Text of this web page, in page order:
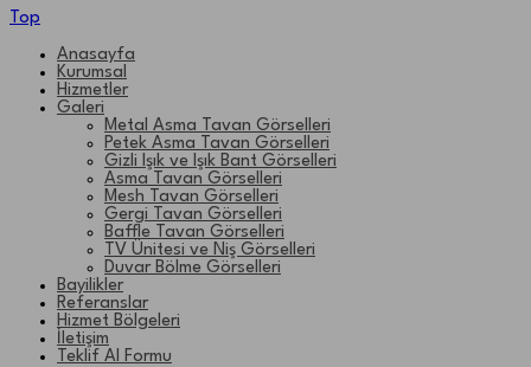
Top
Anasayfa
Kurumsal
Hizmetler
Galeri
Metal Asma Tavan Görselleri
Petek Asma Tavan Görselleri
Gizli Işık ve Işık Bant Görselleri
Asma Tavan Görselleri
Mesh Tavan Görselleri
Gergi Tavan Görselleri
Baffle Tavan Görselleri
TV Ünitesi ve Niş Görselleri
Duvar Bölme Görselleri
Bayilikler
Referanslar
Hizmet Bölgeleri
İletişim
Teklif Al Formu